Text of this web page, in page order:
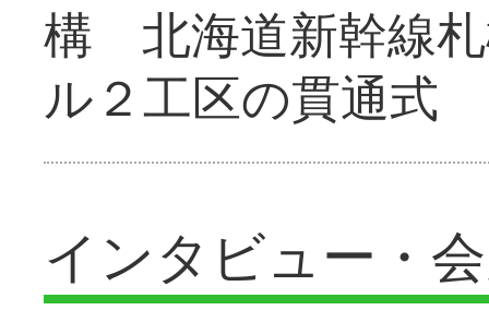
構 北海道新幹線
ル２工区の貫通式
インタビュー・